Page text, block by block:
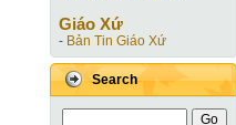
Giáo Xứ
- Bản Tin Giáo Xứ
Search